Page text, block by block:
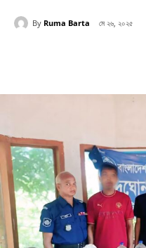
By Ruma Barta মে ২৬, ২০২৫